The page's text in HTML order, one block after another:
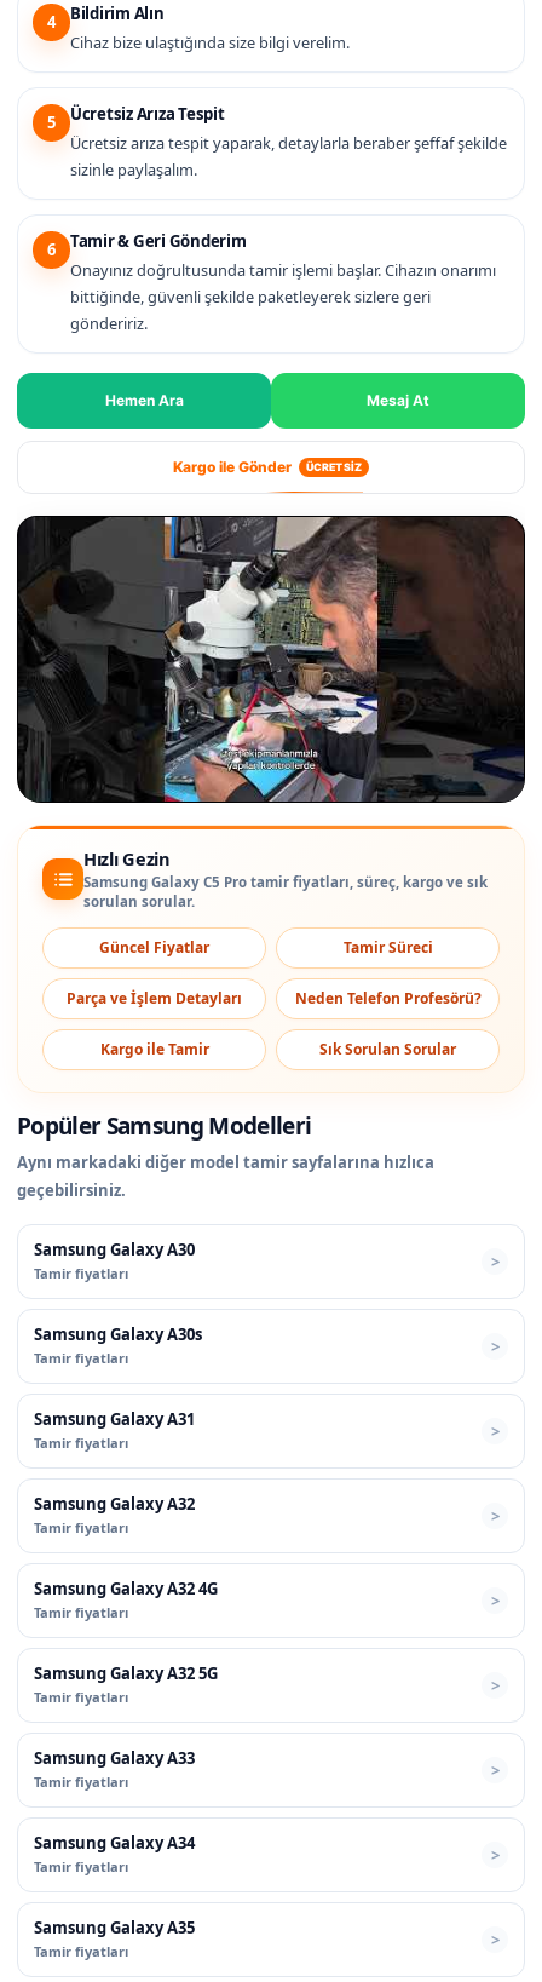
4
Bildirim Alın
Cihaz bize ulaştığında size bilgi verelim.
5
Ücretsiz Arıza Tespit
Ücretsiz arıza tespit yaparak, detaylarla beraber şeffaf şekilde
sizinle paylaşalım.
6
Tamir & Geri Gönderim
Onayınız doğrultusunda tamir işlemi başlar. Cihazın onarımı
bittiğinde, güvenli şekilde paketleyerek sizlere geri
göndeririz.
Hemen Ara Mesaj At
Kargo ile Gönder ÜCRETSİZ
Hızlı Gezin
Samsung Galaxy C5 Pro tamir fiyatları, süreç, kargo ve sık
sorulan sorular.
Güncel Fiyatlar Tamir Süreci
Parça ve İşlem Detayları Neden Telefon Profesörü?
Kargo ile Tamir Sık Sorulan Sorular
Popüler Samsung Modelleri
Aynı markadaki diğer model tamir sayfalarına hızlıca
geçebilirsiniz.
Samsung Galaxy A30
Tamir fiyatları
Samsung Galaxy A30s
Tamir fiyatları
Samsung Galaxy A31
Tamir fiyatları
Samsung Galaxy A32
Tamir fiyatları
Samsung Galaxy A32 4G
Tamir fiyatları
Samsung Galaxy A32 5G
Tamir fiyatları
Samsung Galaxy A33
Tamir fiyatları
Samsung Galaxy A34
Tamir fiyatları
Samsung Galaxy A35
Tamir fiyatları